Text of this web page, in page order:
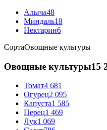
Алыча48
Миндаль18
Нектарин6
СортаОвощные культуры
Овощные культуры15
Томат4 681
Огурец2 095
Капуста1 585
Перец1 469
Лук1 069